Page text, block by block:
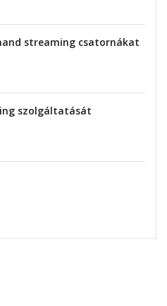
streaming csatornákat
szolgáltatását